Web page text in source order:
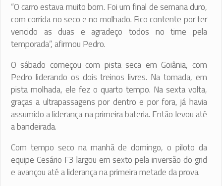
“O carro estava muito bom. Foi um final de semana duro,
com corrida no seco e no molhado. Fico contente por ter
vencido as duas e agradeço todos no time pela
temporada”, afirmou Pedro.
O sábado começou com pista seca em Goiânia, com
Pedro liderando os dois treinos livres. Na tomada, em
pista molhada, ele fez o quarto tempo. Na sexta volta,
graças a ultrapassagens por dentro e por fora, já havia
assumido a liderança na primeira bateria. Então levou até
a bandeirada.
Com tempo seco na manhã de domingo, o piloto da
equipe Cesário F3 largou em sexto pela inversão do grid
e avançou até a liderança na primeira metade da prova.